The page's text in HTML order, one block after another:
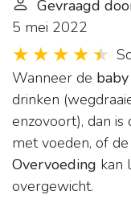
Gevraagd
5 mei 2022
Wanneer de baby
drinken
enzovoort), dan
met voeden, of
Overvoeding kan
overgewicht.